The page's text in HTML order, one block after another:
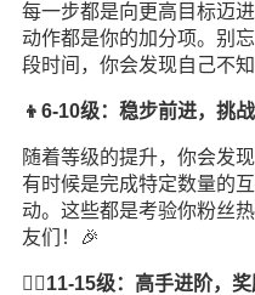
每一步都是向更高目标迈
动作都是你的加分项。别
段时间，你会发现自己不
👦6-10级：稳步前进，挑
随着等级的提升，你会发
有时候是完成特定数量的
动。这些都是考验你粉丝
友们！🎉
🦸‍♂️11-15级：高手进阶，